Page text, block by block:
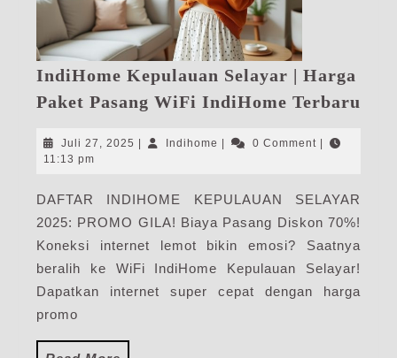
IndiHome Kepulauan Selayar | Harga
Paket Pasang WiFi IndiHome Terbaru
Juli 27, 2025 Juli
Indihome Indihome0 Comment
11:13 pm
DAFTAR INDIHOME KEPULAUAN SELAYAR
2025: PROMO GILA! Biaya Pasang Diskon 70%!
Koneksi internet lemot bikin emosi? Saatnya
beralih ke WiFi IndiHome Kepulauan Selayar!
Dapatkan internet super cepat dengan harga
promo